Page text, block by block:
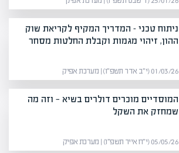
ניתוח טכני – המדריך המקיף לקריאת שוק
ההון, זיהוי מגמות וקבלת החלטות מסחר
01/03/26 (י״ב אדר תשפ״ו) | מערכת אפיק
המוסדיים מוכרים דולרים בשיא — וזה מה
שמחזק את השקל
05/05/26 (י״ח אייר תשפ״ו) | מערכת אפיק